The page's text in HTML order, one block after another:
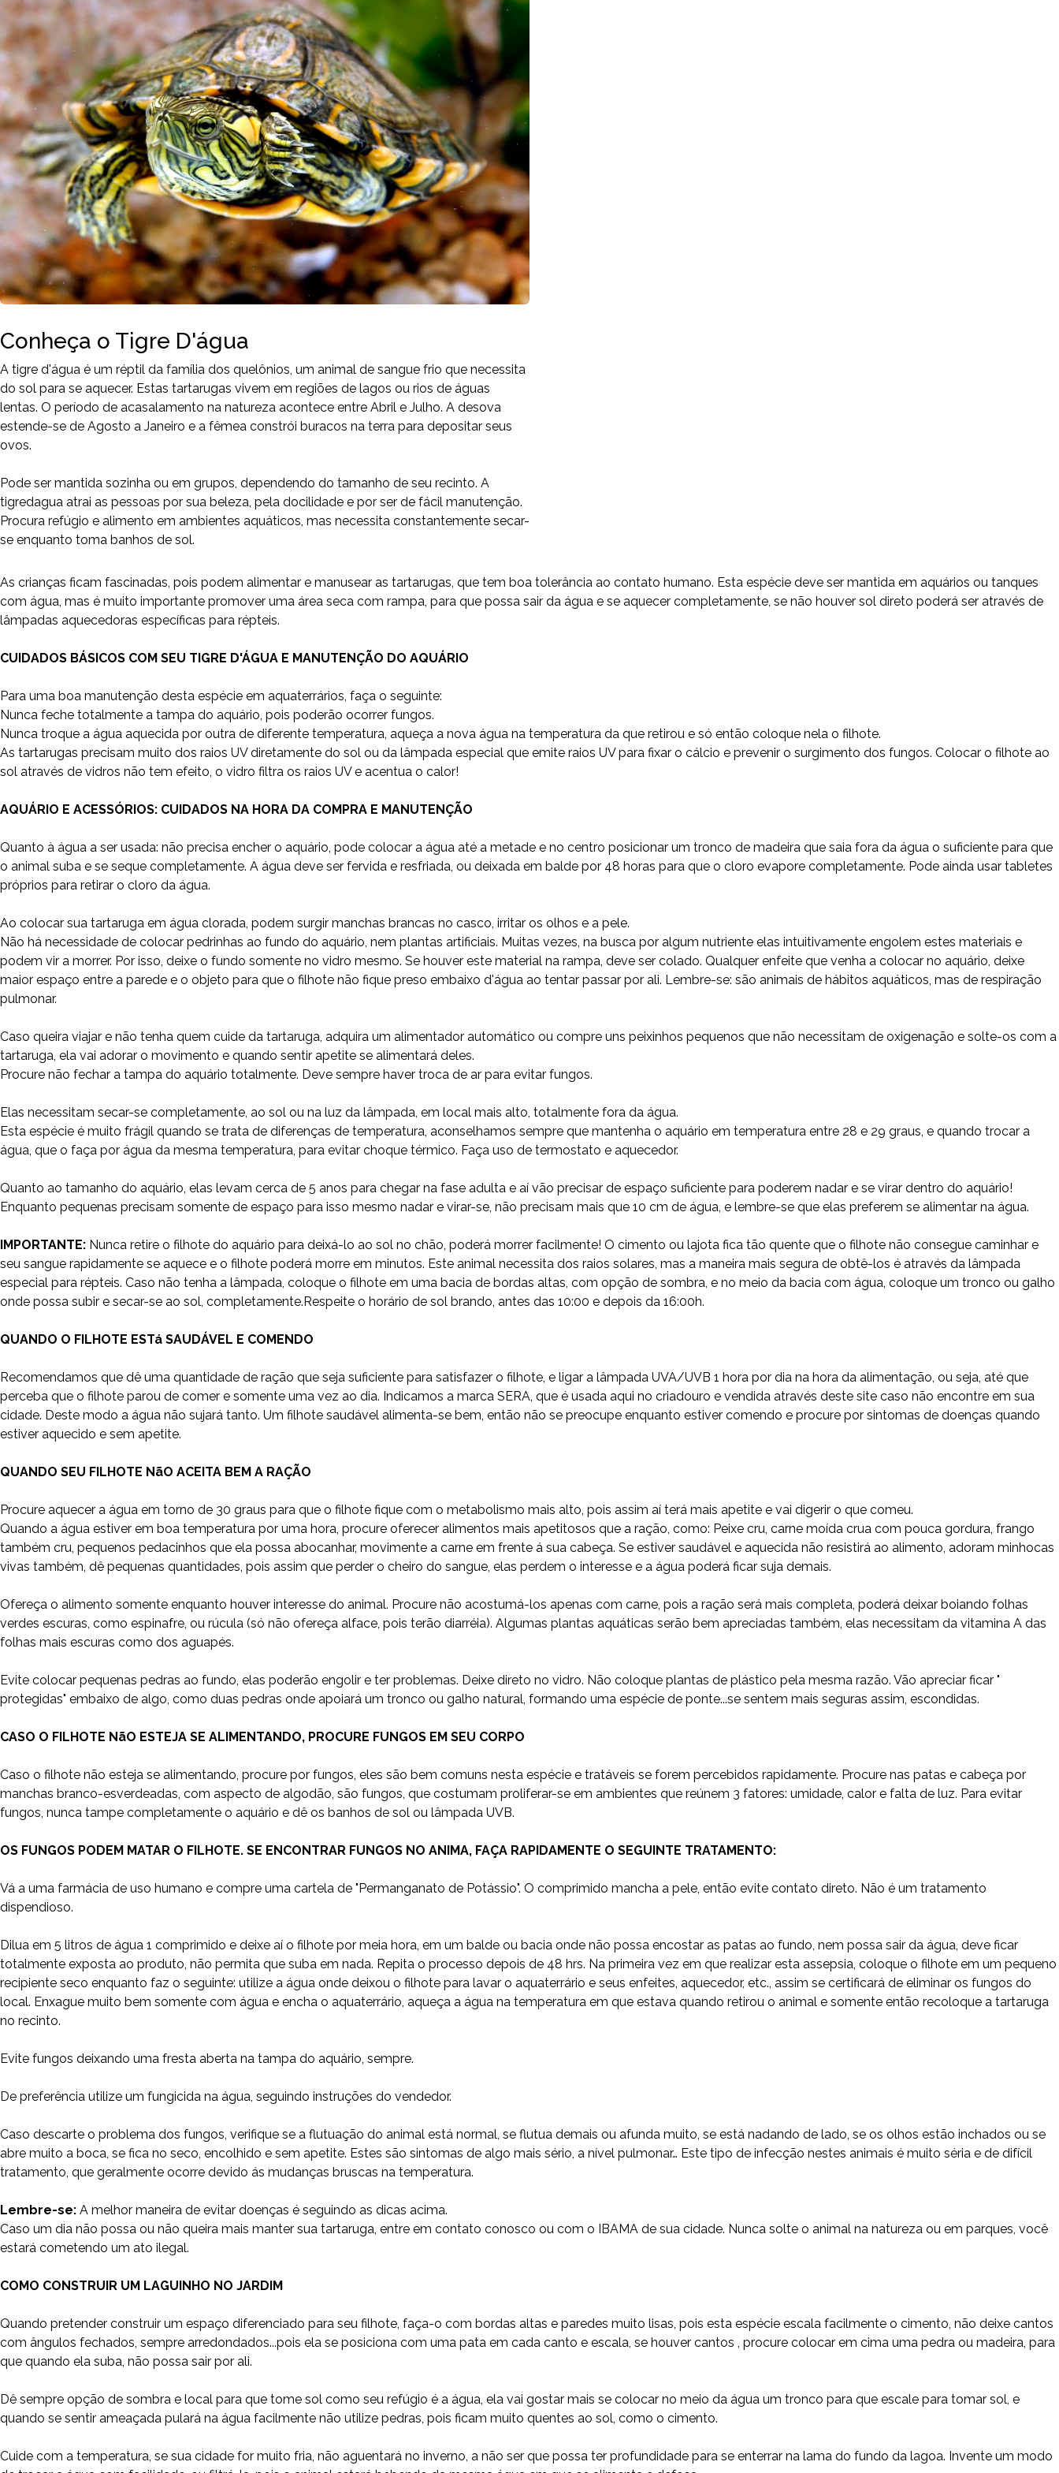
Conheça o Tigre D'água
A tigre d'água é um réptil da família dos quelônios, um animal de sangue frio que necessita
do sol para se aquecer. Estas tartarugas vivem em regiões de lagos ou rios de águas
lentas. O período de acasalamento na natureza acontece entre Abril e Julho. A desova
estende-se de Agosto a Janeiro e a fêmea constrói buracos na terra para depositar seus
ovos.
Pode ser mantida sozinha ou em grupos, dependendo do tamanho de seu recinto. A
tigredagua atrai as pessoas por sua beleza, pela docilidade e por ser de fácil manutenção.
Procura refúgio e alimento em ambientes aquáticos, mas necessita constantemente secar-
se enquanto toma banhos de sol.
As crianças ficam fascinadas, pois podem alimentar e manusear as tartarugas, que tem boa tolerância ao contato humano. Esta espécie deve ser mantida em aquários ou tanques
com água, mas é muito importante promover uma área seca com rampa, para que possa sair da água e se aquecer completamente, se não houver sol direto poderá ser através de
lâmpadas aquecedoras específicas para répteis.
CUIDADOS BÁSICOS COM SEU TIGRE D'ÁGUA E MANUTENÇÃO DO AQUÁRIO
Para uma boa manutenção desta espécie em aquaterrários, faça o seguinte:
Nunca feche totalmente a tampa do aquário, pois poderão ocorrer fungos.
Nunca troque a água aquecida por outra de diferente temperatura, aqueça a nova água na temperatura da que retirou e só então coloque nela o filhote.
As tartarugas precisam muito dos raios UV diretamente do sol ou da lâmpada especial que emite raios UV para fixar o cálcio e prevenir o surgimento dos fungos. Colocar o filhote ao
sol através de vidros não tem efeito, o vidro filtra os raios UV e acentua o calor!
AQUÁRIO E ACESSÓRIOS: CUIDADOS NA HORA DA COMPRA E MANUTENÇÃO
Quanto à água a ser usada: não precisa encher o aquário, pode colocar a água até a metade e no centro posicionar um tronco de madeira que saia fora da água o suficiente para que
o animal suba e se seque completamente. A água deve ser fervida e resfriada, ou deixada em balde por 48 horas para que o cloro evapore completamente. Pode ainda usar tabletes
próprios para retirar o cloro da água.
Ao colocar sua tartaruga em água clorada, podem surgir manchas brancas no casco, irritar os olhos e a pele.
Não há necessidade de colocar pedrinhas ao fundo do aquário, nem plantas artificiais. Muitas vezes, na busca por algum nutriente elas intuitivamente engolem estes materiais e
podem vir a morrer. Por isso, deixe o fundo somente no vidro mesmo. Se houver este material na rampa, deve ser colado. Qualquer enfeite que venha a colocar no aquário, deixe
maior espaço entre a parede e o objeto para que o filhote não fique preso embaixo d'água ao tentar passar por ali. Lembre-se: são animais de hábitos aquáticos, mas de respiração
pulmonar.
Caso queira viajar e não tenha quem cuide da tartaruga, adquira um alimentador automático ou compre uns peixinhos pequenos que não necessitam de oxigenação e solte-os com a
tartaruga, ela vai adorar o movimento e quando sentir apetite se alimentará deles.
Procure não fechar a tampa do aquário totalmente. Deve sempre haver troca de ar para evitar fungos.
Elas necessitam secar-se completamente, ao sol ou na luz da lâmpada, em local mais alto, totalmente fora da água.
Esta espécie é muito frágil quando se trata de diferenças de temperatura, aconselhamos sempre que mantenha o aquário em temperatura entre 28 e 29 graus, e quando trocar a
água, que o faça por água da mesma temperatura, para evitar choque térmico. Faça uso de termostato e aquecedor.
Quanto ao tamanho do aquário, elas levam cerca de 5 anos para chegar na fase adulta e aí vão precisar de espaço suficiente para poderem nadar e se virar dentro do aquário!
Enquanto pequenas precisam somente de espaço para isso mesmo nadar e virar-se, não precisam mais que 10 cm de água, e lembre-se que elas preferem se alimentar na água.
IMPORTANTE: Nunca retire o filhote do aquário para deixá-lo ao sol no chão, poderá morrer facilmente! O cimento ou lajota fica tão quente que o filhote não consegue caminhar e
seu sangue rapidamente se aquece e o filhote poderá morre em minutos. Este animal necessita dos raios solares, mas a maneira mais segura de obtê-los é através da lâmpada
especial para répteis. Caso não tenha a lâmpada, coloque o filhote em uma bacia de bordas altas, com opção de sombra, e no meio da bacia com água, coloque um tronco ou galho
onde possa subir e secar-se ao sol, completamente.Respeite o horário de sol brando, antes das 10:00 e depois da 16:00h.
QUANDO O FILHOTE ESTá SAUDÁVEL E COMENDO
Recomendamos que dê uma quantidade de ração que seja suficiente para satisfazer o filhote, e ligar a lâmpada UVA/UVB 1 hora por dia na hora da alimentação, ou seja, até que
perceba que o filhote parou de comer e somente uma vez ao dia. Indicamos a marca SERA, que é usada aqui no criadouro e vendida através deste site caso não encontre em sua
cidade. Deste modo a água não sujará tanto. Um filhote saudável alimenta-se bem, então não se preocupe enquanto estiver comendo e procure por sintomas de doenças quando
estiver aquecido e sem apetite.
QUANDO SEU FILHOTE NãO ACEITA BEM A RAÇÃO
Procure aquecer a água em torno de 30 graus para que o filhote fique com o metabolismo mais alto, pois assim aí terá mais apetite e vai digerir o que comeu.
Quando a água estiver em boa temperatura por uma hora, procure oferecer alimentos mais apetitosos que a ração, como: Peixe cru, carne moída crua com pouca gordura, frango
também cru, pequenos pedacinhos que ela possa abocanhar, movimente a carne em frente á sua cabeça. Se estiver saudável e aquecida não resistirá ao alimento, adoram minhocas
vivas também, dê pequenas quantidades, pois assim que perder o cheiro do sangue, elas perdem o interesse e a água poderá ficar suja demais.
Ofereça o alimento somente enquanto houver interesse do animal. Procure não acostumá-los apenas com carne, pois a ração será mais completa, poderá deixar boiando folhas
verdes escuras, como espinafre, ou rúcula (só não ofereça alface, pois terão diarréia). Algumas plantas aquáticas serão bem apreciadas também, elas necessitam da vitamina A das
folhas mais escuras como dos aguapés.
Evite colocar pequenas pedras ao fundo, elas poderão engolir e ter problemas. Deixe direto no vidro. Não coloque plantas de plástico pela mesma razão. Vão apreciar ficar "
protegidas" embaixo de algo, como duas pedras onde apoiará um tronco ou galho natural, formando uma espécie de ponte...se sentem mais seguras assim, escondidas.
CASO O FILHOTE NãO ESTEJA SE ALIMENTANDO, PROCURE FUNGOS EM SEU CORPO
Caso o filhote não esteja se alimentando, procure por fungos, eles são bem comuns nesta espécie e tratáveis se forem percebidos rapidamente. Procure nas patas e cabeça por
manchas branco-esverdeadas, com aspecto de algodão, são fungos, que costumam proliferar-se em ambientes que reúnem 3 fatores: umidade, calor e falta de luz. Para evitar
fungos, nunca tampe completamente o aquário e dê os banhos de sol ou lâmpada UVB.
OS FUNGOS PODEM MATAR O FILHOTE. SE ENCONTRAR FUNGOS NO ANIMA, FAÇA RAPIDAMENTE O SEGUINTE TRATAMENTO:
Vá a uma farmácia de uso humano e compre uma cartela de "Permanganato de Potássio". O comprimido mancha a pele, então evite contato direto. Não é um tratamento
dispendioso.
Dilua em 5 litros de água 1 comprimido e deixe aí o filhote por meia hora, em um balde ou bacia onde não possa encostar as patas ao fundo, nem possa sair da água, deve ficar
totalmente exposta ao produto, não permita que suba em nada. Repita o processo depois de 48 hrs. Na primeira vez em que realizar esta assepsia, coloque o filhote em um pequeno
recipiente seco enquanto faz o seguinte: utilize a água onde deixou o filhote para lavar o aquaterrário e seus enfeites, aquecedor, etc., assim se certificará de eliminar os fungos do
local. Enxague muito bem somente com água e encha o aquaterrário, aqueça a água na temperatura em que estava quando retirou o animal e somente então recoloque a tartaruga
no recinto.
Evite fungos deixando uma fresta aberta na tampa do aquário, sempre.
De preferência utilize um fungicida na água, seguindo instruções do vendedor.
Caso descarte o problema dos fungos, verifique se a flutuação do animal está normal, se flutua demais ou afunda muito, se está nadando de lado, se os olhos estão inchados ou se
abre muito a boca, se fica no seco, encolhido e sem apetite. Estes são sintomas de algo mais sério, a nível pulmonar… Este tipo de infecção nestes animais é muito séria e de difícil
tratamento, que geralmente ocorre devido ás mudanças bruscas na temperatura.
Lembre-se: A melhor maneira de evitar doenças é seguindo as dicas acima.
Caso um dia não possa ou não queira mais manter sua tartaruga, entre em contato conosco ou com o IBAMA de sua cidade. Nunca solte o animal na natureza ou em parques, você
estará cometendo um ato ilegal.
COMO CONSTRUIR UM LAGUINHO NO JARDIM
Quando pretender construir um espaço diferenciado para seu filhote, faça-o com bordas altas e paredes muito lisas, pois esta espécie escala facilmente o cimento, não deixe cantos
com ângulos fechados, sempre arredondados...pois ela se posiciona com uma pata em cada canto e escala, se houver cantos , procure colocar em cima uma pedra ou madeira, para
que quando ela suba, não possa sair por ali.
Dê sempre opção de sombra e local para que tome sol como seu refúgio é a água, ela vai gostar mais se colocar no meio da água um tronco para que escale para tomar sol, e
quando se sentir ameaçada pulará na água facilmente não utilize pedras, pois ficam muito quentes ao sol, como o cimento.
Cuide com a temperatura, se sua cidade for muito fria, não aguentará no inverno, a não ser que possa ter profundidade para se enterrar na lama do fundo da lagoa. Invente um modo